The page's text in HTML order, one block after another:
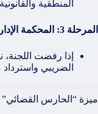
المنطقية
المرحلة 3: المحكمة الإدارية
إذا رفضت اللجنة،
الضريبي واسترداد
ميزة “الحارس